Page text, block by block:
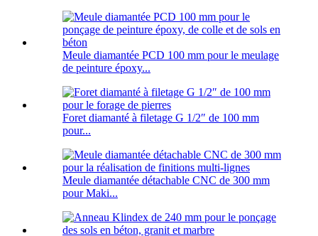
Meule diamantée PCD 100 mm pour le meulage
de peinture époxy...
Foret diamanté à filetage G 1/2″ de 100 mm
pour...
Meule diamantée détachable CNC de 300 mm
pour Maki...